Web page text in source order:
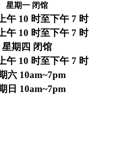
星期一 闭馆
午 10 时至下午 7 时
午 10 时至下午 7 时
星期四 闭馆
午 10 时至下午 7 时
六 10am~7pm
日 10am~7pm